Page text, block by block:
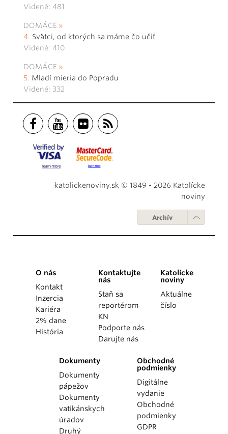
Videné: 481
DOMÁCE
Svätci, od ktorých sa máme čo učiť
Videné: 410
DOMÁCE
Mladí mieria do Popradu
Videné: 332
katolickenoviny.sk © 1849 - 2026 Katolícke
noviny
Archív
O nás
Kontakt
Inzercia
Kariéra
2% dane
História
Kontaktujte
nás
Staň sa
reportérom
KN
Podporte nás
Darujte nás
Katolícke
noviny
Aktuálne
číslo
Dokumenty
Dokumenty
pápežov
Dokumenty
vatikánskych
úradov
Druhý
Obchodné
podmienky
Digitálne
vydanie
Obchodné
podmienky
GDPR